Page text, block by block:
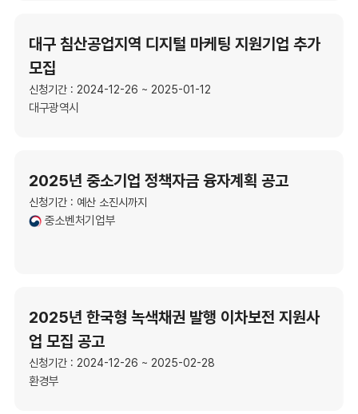
대구 침산공업지역 디지털 마케팅 지원기업 추가
모집
신청기간 : 2024-12-26 ~ 2025-01-12
대구광역시
2025년 중소기업 정책자금 융자계획 공고
신청기간 : 예산 소진시까지
중소벤처기업부
2025년 한국형 녹색채권 발행 이차보전 지원사
업 모집 공고
신청기간 : 2024-12-26 ~ 2025-02-28
환경부